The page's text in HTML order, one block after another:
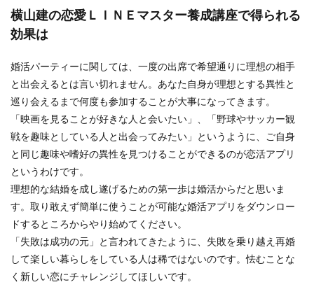
横山建の恋愛ＬＩＮＥマスター養成講座で得られる
効果は
婚活パーティーに関しては、一度の出席で希望通りに理想の相手
と出会えるとは言い切れません。あなた自身が理想とする異性と
巡り会えるまで何度も参加することが大事になってきます。
「映画を見ることが好きな人と会いたい」、「野球やサッカー観
戦を趣味としている人と出会ってみたい」というように、ご自身
と同じ趣味や嗜好の異性を見つけることができるのが恋活アプリ
というわけです。
理想的な結婚を成し遂げるための第一歩は婚活からだと思いま
す。取り敢えず簡単に使うことが可能な婚活アプリをダウンロー
ドするところからやり始めてください。
「失敗は成功の元」と言われてきたように、失敗を乗り越え再婚
して楽しい暮らしをしている人は稀ではないのです。怯むことな
く新しい恋にチャレンジしてほしいです。